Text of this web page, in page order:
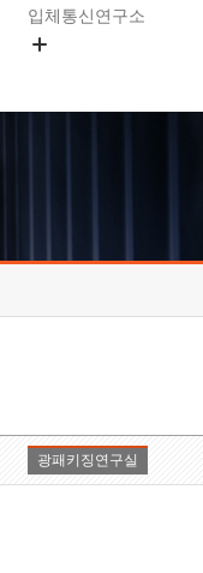
입체통신연구소
호남권연구본부
기획본부
광패키징연구실